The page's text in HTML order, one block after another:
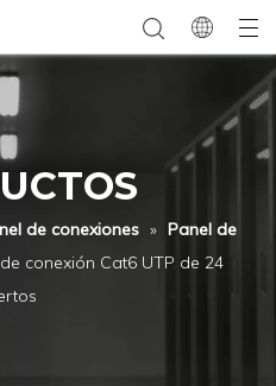
de conexiones » Panel de
conexión Cat6 UTP de 24